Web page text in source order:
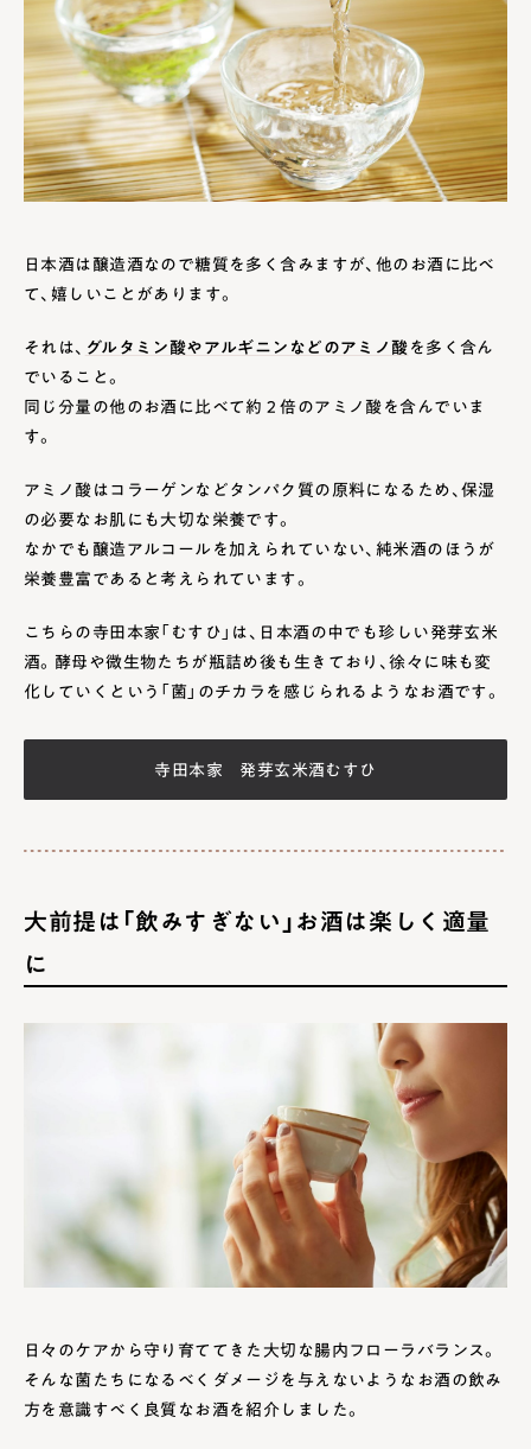
日本酒は醸造酒なので糖質を多く含みますが、他のお酒に比べ
て、嬉しいことがあります。
それは、 グルタミン酸やアルギニンなどのアミノ酸を多く含ん
でいること。
同じ分量の他のお酒に比べて約２倍のアミノ酸を含んでいま
す。
アミノ酸はコラーゲンなどタンパク質の原料になるため、保湿
の必要なお肌にも大切な栄養です。
なかでも醸造アルコールを加えられていない、純米酒のほうが
栄養豊富であると考えられています。
こちらの寺田本家「むすひ」は、日本酒の中でも珍しい発芽玄米
酒。酵母や微生物たちが瓶詰め後も生きており、徐々に味も変
化していくという「菌」のチカラを感じられるようなお酒です。
寺田本家 発芽玄米酒むすひ
大前提は「飲みすぎない」お酒は楽しく適量
に
日々のケアから守り育ててきた大切な腸内フローラバランス。
そんな菌たちになるべくダメージを与えないようなお酒の飲み
方を意識すべく良質なお酒を紹介しました。